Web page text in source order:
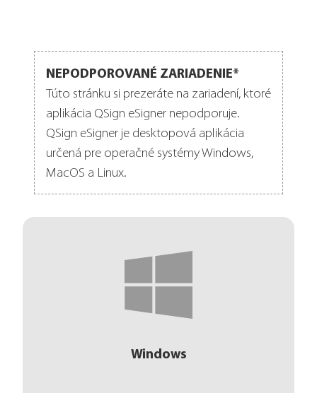
NEPODPOROVANÉ ZARIADENIE*
Túto stránku si prezeráte na zariadení, ktoré
aplikácia QSign eSigner nepodporuje.
QSign eSigner je desktopová aplikácia
určená pre operačné systémy Windows,
MacOS a Linux.
Windows